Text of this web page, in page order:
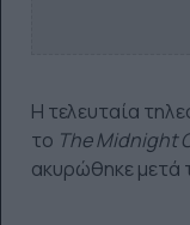
Η τελευταία
το TheMidnight
ακυρώθηκε μετά